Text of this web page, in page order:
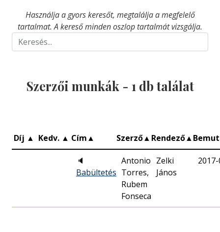
Használja a gyors keresőt, megtalálja a megfelelő
tartalmat. A kereső minden oszlop tartalmát vizsgálja.
Szerzői munkák - 1 db találat
Díj ▲ Kedv. ▲ Cím▲ Szerző▲ Rendező▲
🔈
Babültetés
Antonio
Torres,
Rubem
Fonseca
Zelki
János